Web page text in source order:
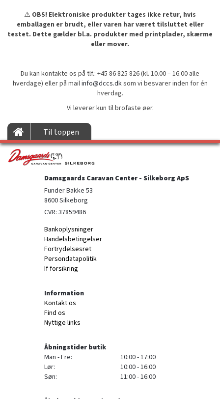
⚠️ OBS! Elektroniske produkter tages ikke retur, hvis
emballagen er brudt, eller varen har været tilsluttet eller
testet. Dette gælder bl.a. produkter med printplader, skærme
eller mover.
Du kan kontakte os på tlf.: +45 86 825 826 (kl. 10.00 – 16.00 alle
hverdage) eller på mailinfo@dccs.dksom vi besvarer inden for én
hverdag.
Vi leverer kun til brofaste øer.
Til toppen
Damsgaards Caravan Center - Silkeborg ApS
Funder Bakke 53
8600 Silkeborg
CVR: 37859486
Bankoplysninger
Handelsbetingelser
Fortrydelsesret
Persondatapolitik
If forsikring
Information
Kontakt os
Find os
Nyttige links
Åbningstider butik
Man - Fre:
10:00 - 17:00
Lør:
10:00 - 16:00
Søn:
11:00 - 16:00